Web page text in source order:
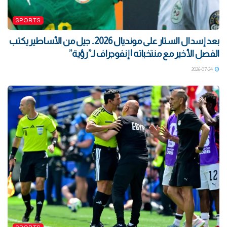
SPORTS
بعد إسدال الستار على مونديال 2026.. جيل من الأساطير يكتب
الفصل الأخير مع منتخباته | إنفوجراف لـ”رؤية”